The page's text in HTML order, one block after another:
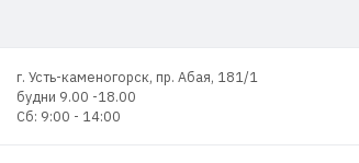
г. Усть-каменогорск, пр. Абая, 181/1
будни 9.00 -18.00
Сб: 9:00 - 14:00